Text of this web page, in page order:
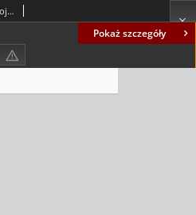
Pokaż szczegóły
Gazeta Lubuska : organ Komitetu Wojewódzkiego Polskiej Zjednoczonej Partii Robotniczej R. II Nr 117 (2 maja 1949). - Wyd. ABCD